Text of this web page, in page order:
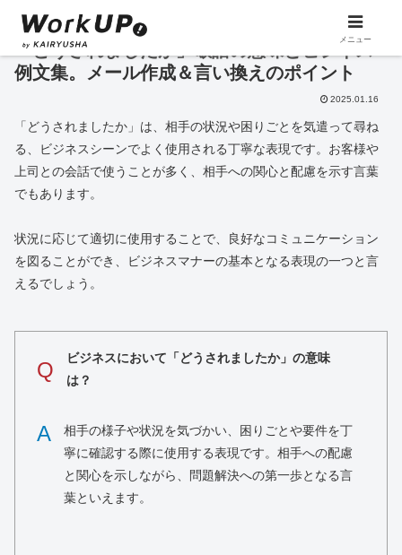
「どうされましたか」敬語の意味とビジネス
例文集。メール作成＆言い換えのポイント
2025.01.16
「どうされましたか」は、相手の状況や困りごとを気遣って尋ね
る、ビジネスシーンでよく使用される丁寧な表現です。お客様や
上司との会話で使うことが多く、相手への関心と配慮を示す言葉
でもあります。
状況に応じて適切に使用することで、良好なコミュニケーション
を図ることができ、ビジネスマナーの基本となる表現の一つと言
えるでしょう。
Q
ビジネスにおいて「どうされましたか」の意味
は？
A
相手の様子や状況を気づかい、困りごとや要件を丁
寧に確認する際に使用する表現です。相手への配慮
と関心を示しながら、問題解決への第一歩となる言
葉といえます。
メニュー